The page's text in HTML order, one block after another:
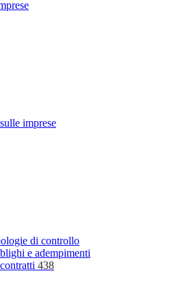
imprese
di controllo
e adempimenti
438